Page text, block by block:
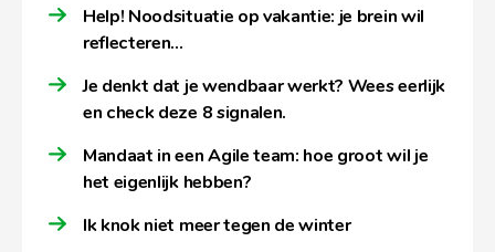
Help! Noodsituatie op vakantie: je brein wil
reflecteren…
Je denkt dat je wendbaar werkt? Wees eerlijk
en check deze 8 signalen.
Mandaat in een Agile team: hoe groot wil je
het eigenlijk hebben?
Ik knok niet meer tegen de winter